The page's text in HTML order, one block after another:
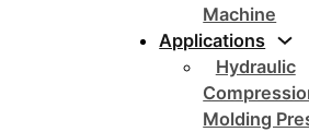
Machine
Applications
Hydraulic
Molding